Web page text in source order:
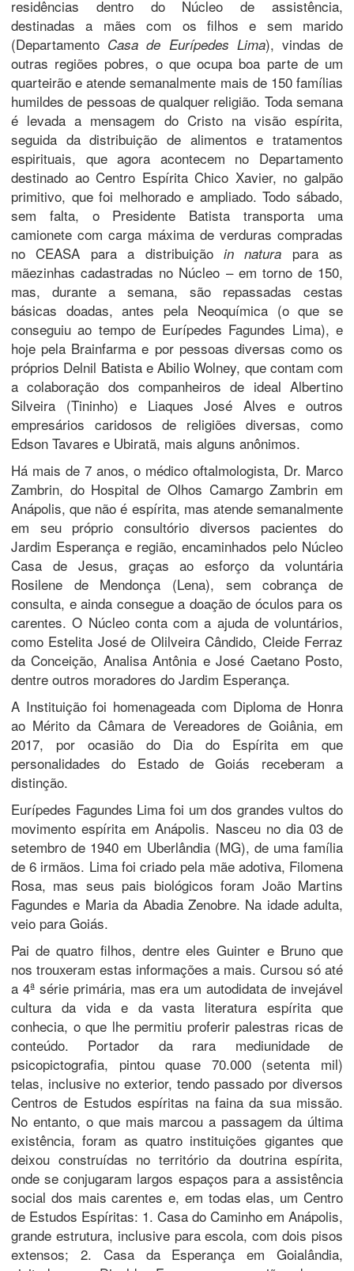
residências dentro do Núcleo de assistência,
destinadas a mães com os filhos e sem marido
(Departamento Casa de Eurípedes Lima), vindas de
outras regiões pobres, o que ocupa boa parte de um
quarteirão e atende semanalmente mais de 150 famílias
humildes de pessoas de qualquer religião. Toda semana
é levada a mensagem do Cristo na visão espírita,
seguida da distribuição de alimentos e tratamentos
espirituais, que agora acontecem no Departamento
destinado ao Centro Espírita Chico Xavier, no galpão
primitivo, que foi melhorado e ampliado. Todo sábado,
sem falta, o Presidente Batista transporta uma
camionete com carga máxima de verduras compradas
no CEASA para a distribuição in natura para as
mãezinhas cadastradas no Núcleo – em torno de 150,
mas, durante a semana, são repassadas cestas
básicas doadas, antes pela Neoquímica (o que se
conseguiu ao tempo de Eurípedes Fagundes Lima), e
hoje pela Brainfarma e por pessoas diversas como os
próprios Delnil Batista e Abilio Wolney, que contam com
a colaboração dos companheiros de ideal Albertino
Silveira (Tininho) e Liaques José Alves e outros
empresários caridosos de religiões diversas, como
Edson Tavares e Ubiratã, mais alguns anônimos.
Há mais de 7 anos, o médico oftalmologista, Dr. Marco
Zambrin, do Hospital de Olhos Camargo Zambrin em
Anápolis, que não é espírita, mas atende semanalmente
em seu próprio consultório diversos pacientes do
Jardim Esperança e região, encaminhados pelo Núcleo
Casa de Jesus, graças ao esforço da voluntária
Rosilene de Mendonça (Lena), sem cobrança de
consulta, e ainda consegue a doação de óculos para os
carentes. O Núcleo conta com a ajuda de voluntários,
como Estelita José de Olilveira Cândido, Cleide Ferraz
da Conceição, Analisa Antônia e José Caetano Posto,
dentre outros moradores do Jardim Esperança.
A Instituição foi homenageada com Diploma de Honra
ao Mérito da Câmara de Vereadores de Goiânia, em
2017, por ocasião do Dia do Espírita em que
personalidades do Estado de Goiás receberam a
distinção.
Eurípedes Fagundes Lima foi um dos grandes vultos do
movimento espírita em Anápolis. Nasceu no dia 03 de
setembro de 1940 em Uberlândia (MG), de uma família
de 6 irmãos. Lima foi criado pela mãe adotiva, Filomena
Rosa, mas seus pais biológicos foram João Martins
Fagundes e Maria da Abadia Zenobre. Na idade adulta,
veio para Goiás.
Pai de quatro filhos, dentre eles Guinter e Bruno que
nos trouxeram estas informações a mais. Cursou só até
a 4ª série primária, mas era um autodidata de invejável
cultura da vida e da vasta literatura espírita que
conhecia, o que lhe permitiu proferir palestras ricas de
conteúdo. Portador da rara mediunidade de
psicopictografia, pintou quase 70.000 (setenta mil)
telas, inclusive no exterior, tendo passado por diversos
Centros de Estudos espíritas na faina da sua missão.
No entanto, o que mais marcou a passagem da última
existência, foram as quatro instituições gigantes que
deixou construídas no território da doutrina espírita,
onde se conjugaram largos espaços para a assistência
social dos mais carentes e, em todas elas, um Centro
de Estudos Espíritas: 1. Casa do Caminho em Anápolis,
grande estrutura, inclusive para escola, com dois pisos
extensos; 2. Casa da Esperança em Goialândia,